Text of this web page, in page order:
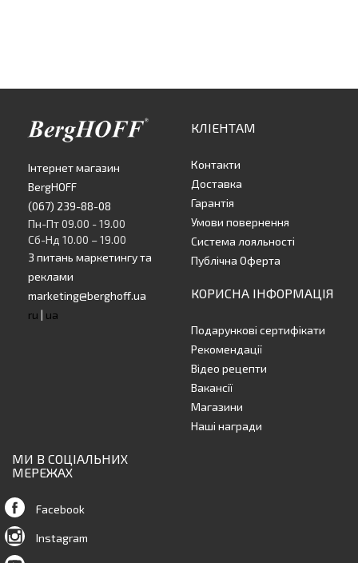
Інтернет магазин
BergHOFF
(067) 239-88-08
Пн-Пт 09.00 - 19.00
Сб-Нд 10.00 – 19.00
З питань маркетингу та
реклами
marketing@berghoff.ua
ru | ua
КЛІЕНТАМ
Контакти
Доставка
Гарантія
Умови повернення
Система лояльності
Публічна Оферта
КОРИСНА ІНФОРМАЦІЯ
Подарункові сертифікати
Рекомендації
Відео рецепти
Вакансії
Магазини
Наші награди
МИ В СОЦІАЛЬНИХ
МЕРЕЖАХ
Facebook
Instagram